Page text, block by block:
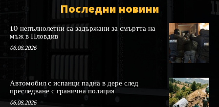
Последни новини
10 непълнолетни са задържани за смъртта на
мъж в Пловдив
06.08.2026
Автомобил с испанци падна в дере след
преследване с гранична полиция
06.08.2026